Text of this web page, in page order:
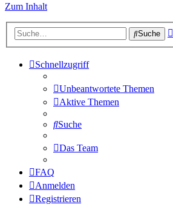
Zum Inhalt
Suche
Schnellzugriff
Unbeantwortete Themen
Aktive Themen
Suche
Das Team
FAQ
Anmelden
Registrieren